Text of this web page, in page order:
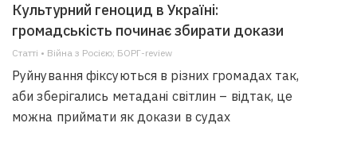
Культурний геноцид в Україні:
громадськість починає збирати докази
Статті • Війна з Росією; БОРГ-review
Руйнування фіксуються в різних громадах так,
аби зберігались метадані світлин – відтак, це
можна приймати як докази в судах